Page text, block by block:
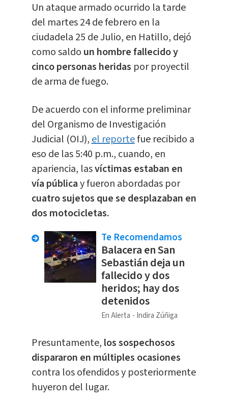
Un ataque armado ocurrido la tarde
del martes 24 de febrero en la
ciudadela 25 de Julio, en Hatillo, dejó
como saldo un hombre fallecido y
cinco personas heridas por proyectil
de arma de fuego.
De acuerdo con el informe preliminar
del Organismo de Investigación
Judicial (OIJ),el reportefue recibido a
eso de las 5:40 p.m., cuando, en
apariencia, lasvíctimas estaban en
vía públicay fueron abordadas por
cuatro sujetos que se desplazaban en
dos motocicletas.
Te Recomendamos
Balacera en San
Sebastián deja un
fallecido y dos
heridos; hay dos
detenidos
En Alerta Indira Zúñiga
Presuntamente, los sospechosos
dispararon en múltiples ocasiones
contra los ofendidos y posteriormente
huyeron del lugar.